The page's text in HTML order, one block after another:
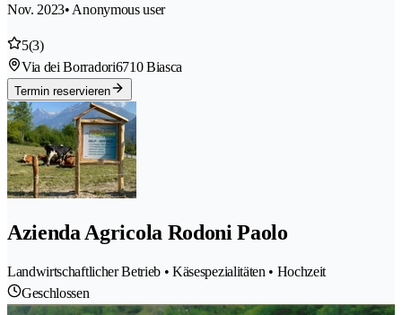
Nov. 2023• Anonymous user
5(3)
Via dei Borradori6710 Biasca
Termin reservieren
Azienda Agricola Rodoni Paolo
Landwirtschaftlicher Betrieb • Käsespezialitäten • Hochzeit
Geschlossen